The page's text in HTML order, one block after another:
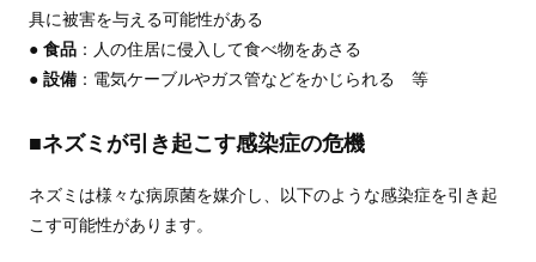
具に被害を与える可能性がある
● 食品：人の住居に侵入して食べ物をあさる
● 設備：電気ケーブルやガス管などをかじられる 等
■ネズミが引き起こす感染症の危機
ネズミは様々な病原菌を媒介し、以下のような感染症を引き起
こす可能性があります。